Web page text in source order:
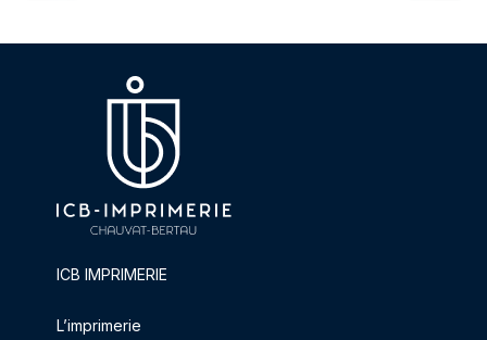
ICB IMPRIMERIE
L’imprimerie